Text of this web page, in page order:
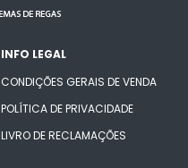
INFO LEGAL
CONDIÇÕES GERAIS DE VENDA
POLÍTICA DE PRIVACIDADE
LIVRO DE RECLAMAÇÕES